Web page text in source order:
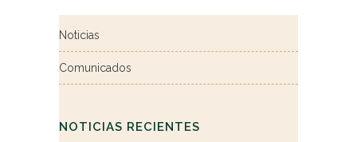
Noticias
Comunicados
NOTICIAS RECIENTES